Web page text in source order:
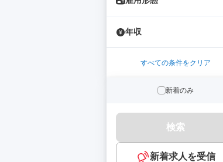
年収
すべての条件をクリア
新着のみ
検索
新着求人を受信